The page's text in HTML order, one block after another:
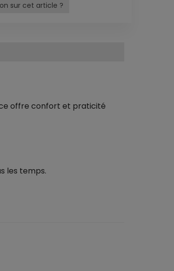
sur cet article ?
offre confort et praticité
les temps.